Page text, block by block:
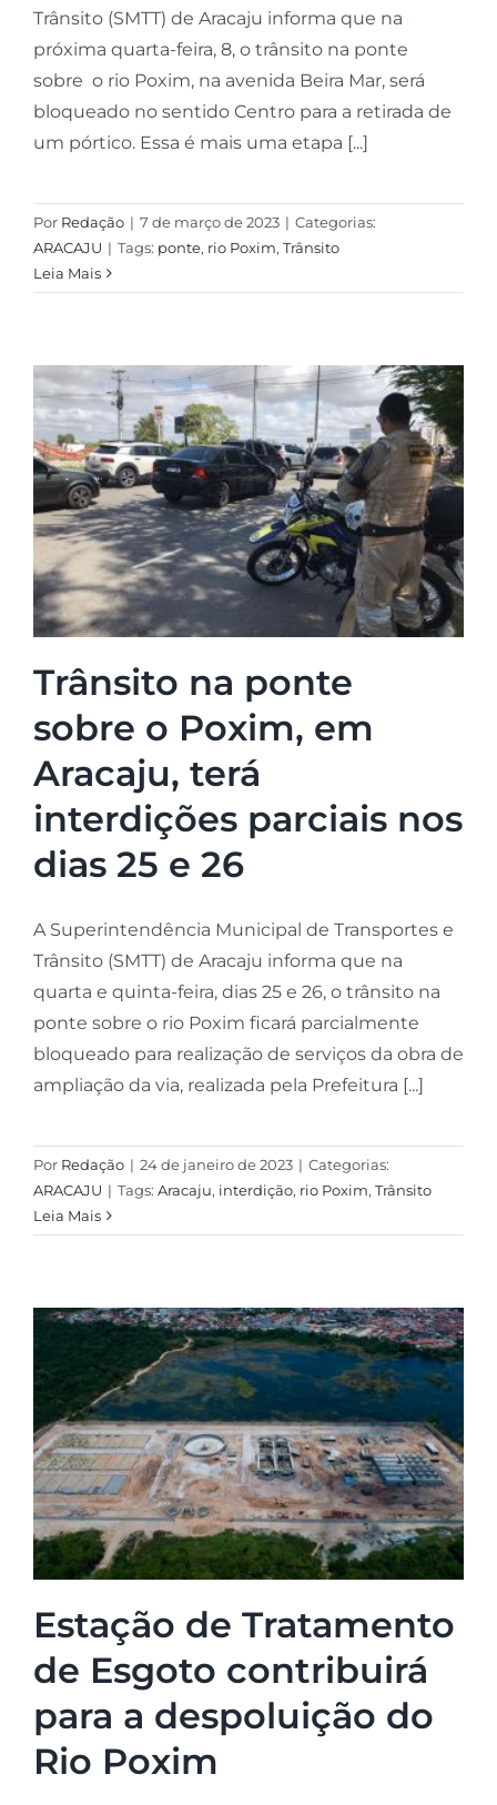
Trânsito (SMTT) de Aracaju informa que na
próxima quarta-feira, 8, o trânsito na ponte
sobre o rio Poxim, na avenida Beira Mar, será
bloqueado no sentido Centro para a retirada de
um pórtico. Essa é mais uma etapa [...]
Por Redação | 7 de março de 2023 | Categorias:
ARACAJU | Tags: ponte, rio Poxim, Trânsito
Leia Mais
Trânsito na ponte
sobre o Poxim, em
Aracaju, terá
interdições parciais nos
dias 25 e 26
A Superintendência Municipal de Transportes e
Trânsito (SMTT) de Aracaju informa que na
quarta e quinta-feira, dias 25 e 26, o trânsito na
ponte sobre o rio Poxim ficará parcialmente
bloqueado para realização de serviços da obra de
ampliação da via, realizada pela Prefeitura [...]
Por Redação | 24 de janeiro de 2023 | Categorias:
ARACAJU | Tags: Aracaju, interdição, rio Poxim, Trânsito
Leia Mais
Estação de Tratamento
de Esgoto contribuirá
para a despoluição do
Rio Poxim